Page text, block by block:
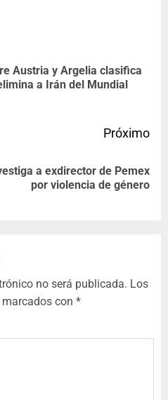
Austria y Argelia clasifica
a Irán del Mundial
Próximo
a exdirector de Pemex
por violencia de género
no será publicada. Los
con *